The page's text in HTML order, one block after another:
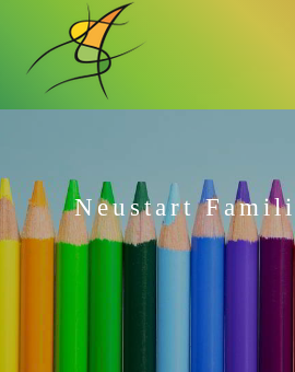
Neustart